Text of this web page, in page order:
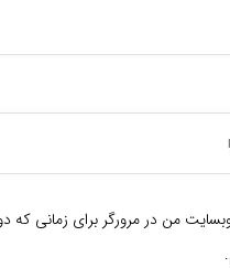
من در مرورگر برای زمانی که